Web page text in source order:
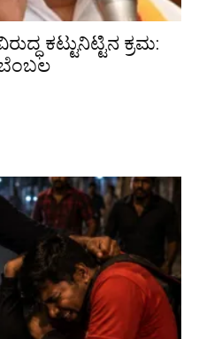
ಕಟ್ಟುನಿಟ್ಟಿನ ಕ್ರಮ: